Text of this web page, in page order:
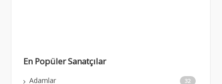
En Popüler Sanatçılar
Adamlar 32